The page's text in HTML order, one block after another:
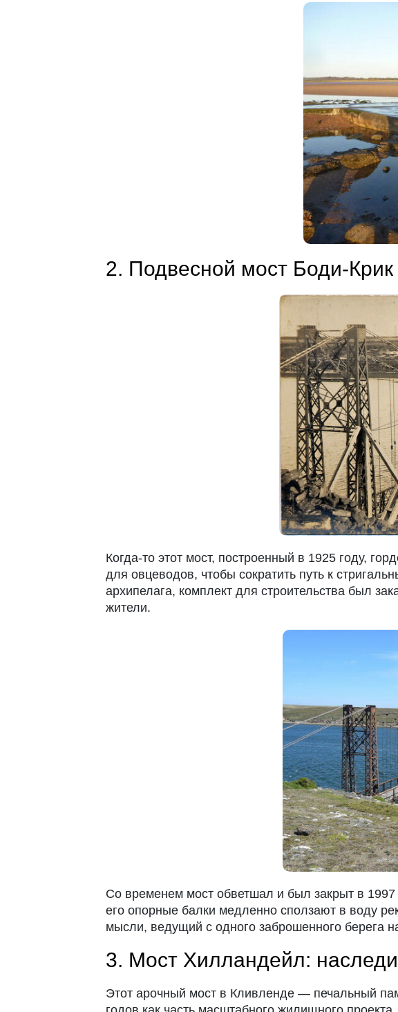
2. Подвесной мост Боди-
Когда-то этот мост, построенный в 1925 году,
для овцеводов, чтобы сократить путь к
архипелага, комплект для строительства был
жители.
Со временем мост обветшал и был закрыт в 1997
его опорные балки медленно сползают в воду
мысли, ведущий с одного заброшенного берега
3. Мост Хилландейл:
Этот арочный мост в Кливленде — печальный